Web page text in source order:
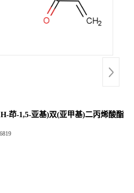
茚-1,5-亚基)双(亚甲基)二丙烯酸酯